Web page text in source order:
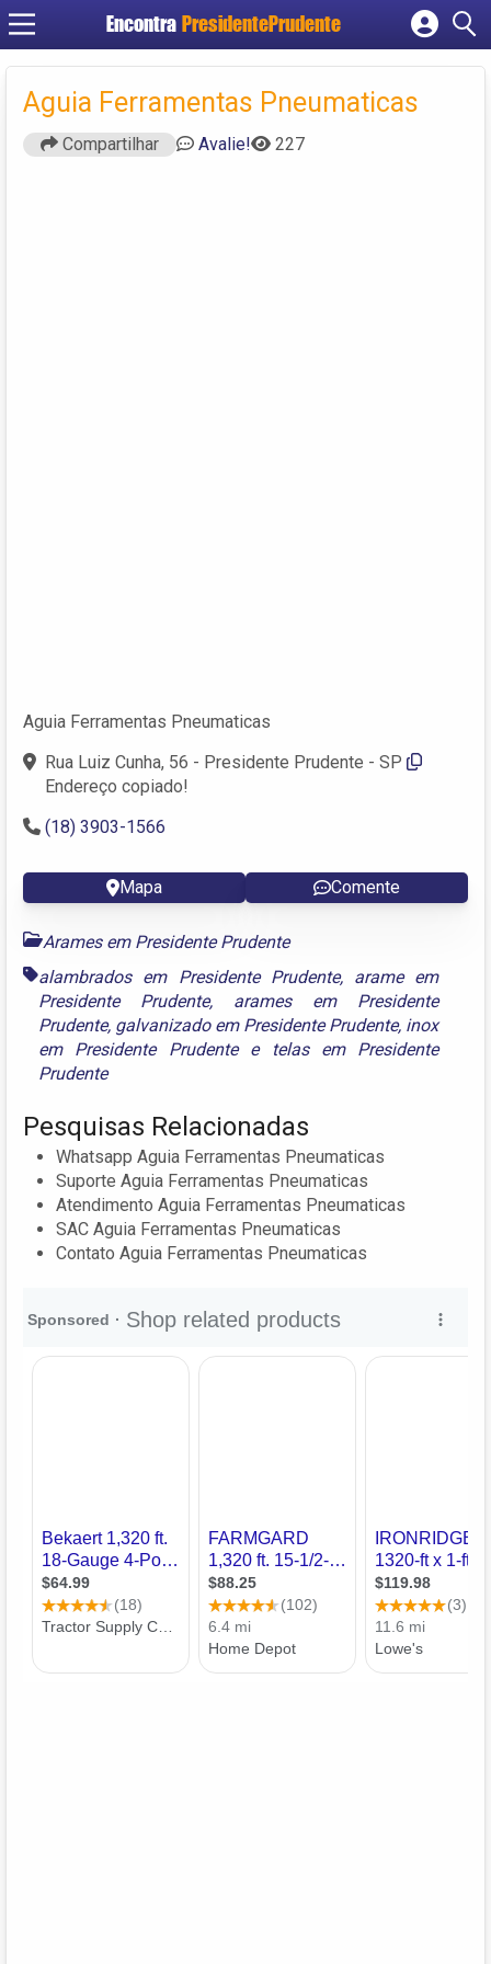
Encontra PresidentePrudente
Cadastrar empresa
Criar conta
Aguia Ferramentas Pneumaticas
Compartilhar Avalie! 227
Aguia Ferramentas Pneumaticas
Rua Luiz Cunha, 56 - Presidente Prudente - SP
Endereço copiado!
(18) 3903-1566
Mapa Comente
Arames em Presidente Prudente
alambrados em Presidente Prudente, arame em
Presidente Prudente, arames em Presidente
Prudente, galvanizado em Presidente Prudente, inox
em Presidente Prudentee
telas em Presidente
Prudente
Pesquisas Relacionadas
Whatsapp Aguia Ferramentas Pneumaticas
Suporte Aguia Ferramentas Pneumaticas
Atendimento Aguia Ferramentas Pneumaticas
SAC Aguia Ferramentas Pneumaticas
Contato Aguia Ferramentas Pneumaticas